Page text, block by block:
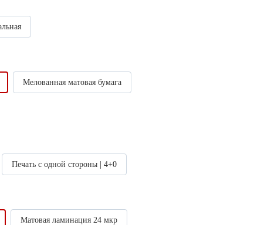
Мелованная матовая бумага
Печать с одной стороны | 4+0
Матовая ламинация 24 мкр